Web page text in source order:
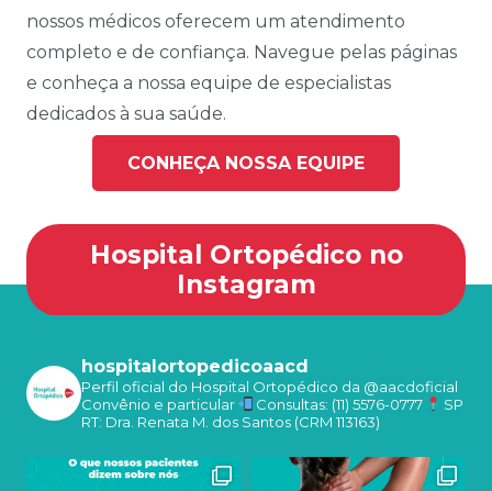
nossos médicos oferecem um atendimento
completo e de confiança. Navegue pelas páginas
e conheça a nossa equipe de especialistas
dedicados à sua saúde.
CONHEÇA NOSSA EQUIPE
Hospital Ortopédico no
Instagram
hospitalortopedicoaacd
Perfil oficial do Hospital Ortopédico da @aacdoficial
Convênio e particular
Consultas: (11) 5576-0777
SP
RT: Dra. Renata M. dos Santos (CRM 113163)